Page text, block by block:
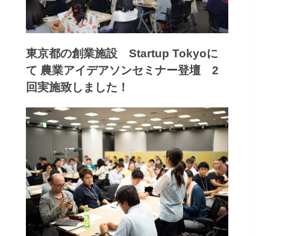
東京都の創業施設 Startup Tokyoに
て 農業アイデアソンセミナー登壇 2
回実施致しました！